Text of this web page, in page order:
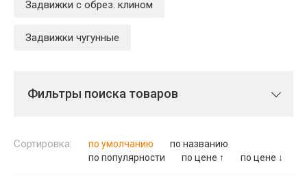
Задвижки с обрез. клином
Задвижки чугунные
Фильтры поиска товаров
Сортировка: по умолчанию
по названию
по популярности
по цене ↑ по цене ↓